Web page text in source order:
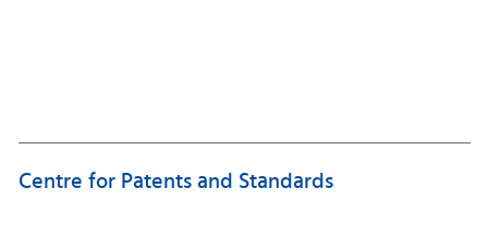
18055 Rostock
Centre for Patents and Standards